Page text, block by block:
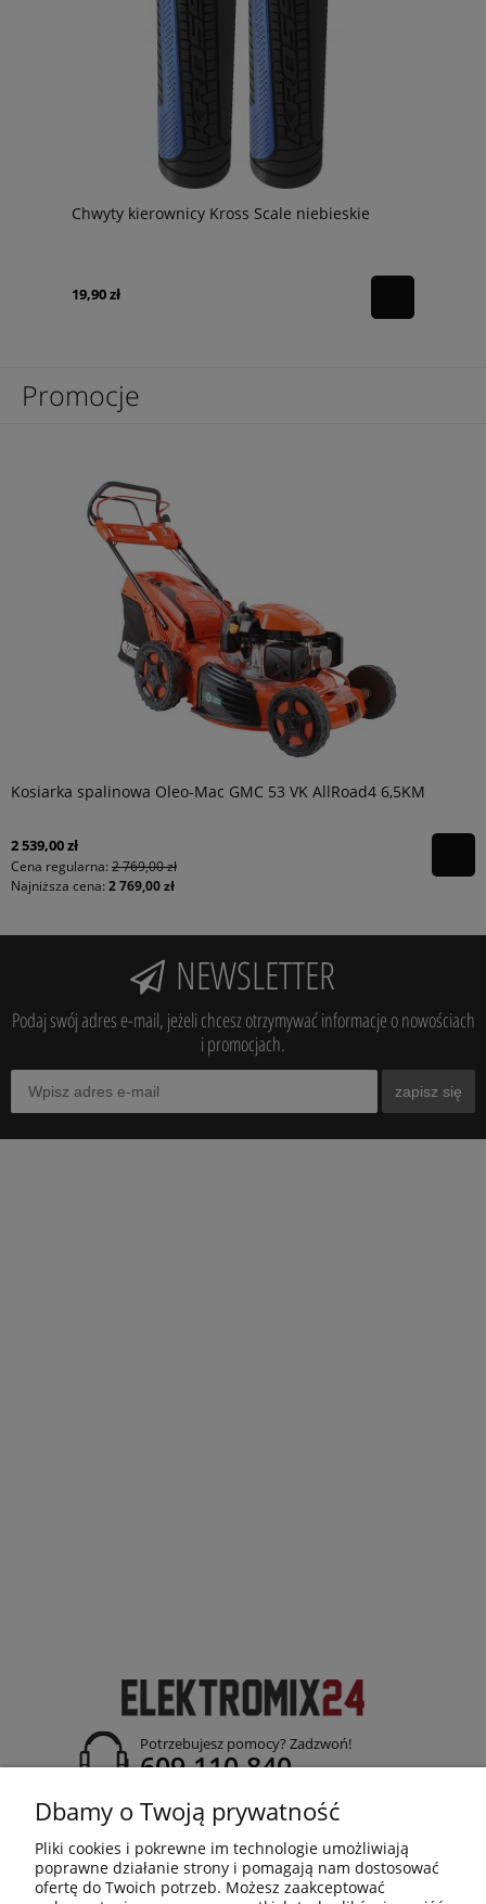
Chwyty kierownicy Kross Scale niebieskie
19,90 zł
Promocje
Kosiarka spalinowa Oleo-Mac GMC 53 VK AllRoad4 6,5KM
2 539,00 zł
Cena regularna: 2 769,00 zł
Najniższa cena: 2 769,00 zł
NEWSLETTER
Podaj swój adres e-mail, jeżeli chcesz otrzymywać informacje o nowościach
i promocjach.
zapisz się
Potrzebujesz pomocy? Zadzwoń!
609 110 840
adres:
ul. Jasielska 26; 38-120 Czudec
Dbamy o Twoją prywatność
Pliki cookies i pokrewne im technologie umożliwiają
poprawne działanie strony i pomagają nam dostosować
ofertę do Twoich potrzeb. Możesz zaakceptować